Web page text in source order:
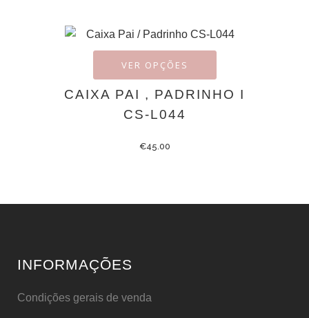
VER OPÇÕES
CAIXA PAI , PADRINHO I
CS-L044
€45.00
INFORMAÇÕES
Condições gerais de venda